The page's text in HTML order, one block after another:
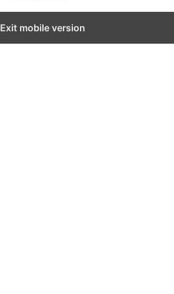
Exit mobile version